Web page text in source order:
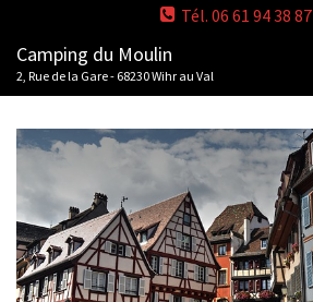
Tél. 06 61 94 38 87
Camping du Moulin
2, Rue de la Gare - 68230 Wihr au Val